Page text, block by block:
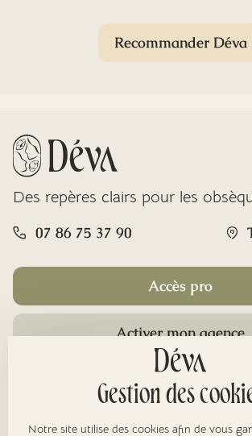
Recommander Déva
Des repères clairs pour les
07 86 75 37 90
Accès pro
Activer mon agence
Gestion des
Notre site utilise des cookies afin de vous